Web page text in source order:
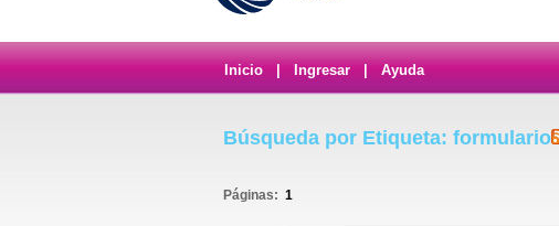
Inicio Ingresar Ayuda
Búsqueda por Etiqueta: formulario
Páginas: 1